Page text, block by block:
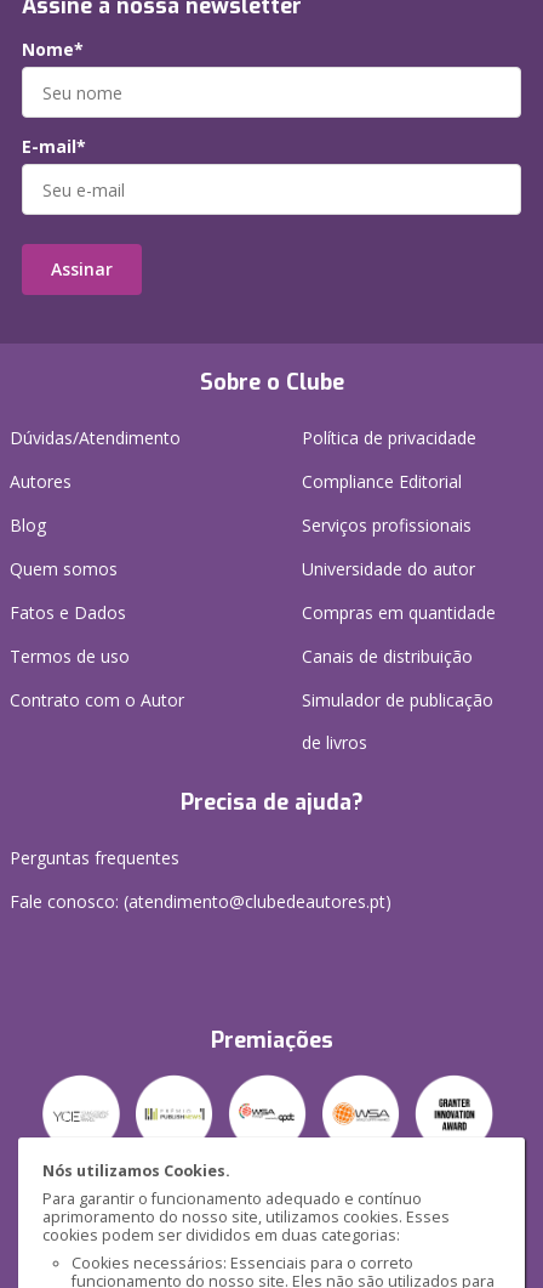
Nós utilizamos Cookies.
Para garantir o funcionamento adequado e contínuo
aprimoramento do nosso site, utilizamos cookies. Esses
cookies podem ser divididos em duas categorias:
Cookies necessários: Essenciais para o correto
funcionamento do nosso site. Eles não são utilizados para
Sobre o Clube
Dúvidas/Atendimento
Autores
Blog
Quem somos
Fatos e Dados
Termos de uso
Contrato com o Autor
Política de privacidade
Compliance Editorial
Serviços profissionais
Universidade do autor
Compras em quantidade
Canais de distribuição
Simulador de publicação
de livros
Precisa de ajuda?
Perguntas frequentes
Fale conosco: (atendimento@clubedeautores.pt)
Premiações
Segurança
Assine a nossa newsletter
Nome*
E-mail*
Assinar